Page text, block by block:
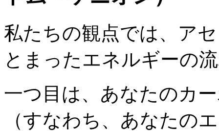
私たちの観点では、ア
とまったエネルギーの
一つ目は、あなたのカ
（すなわち、あなたの